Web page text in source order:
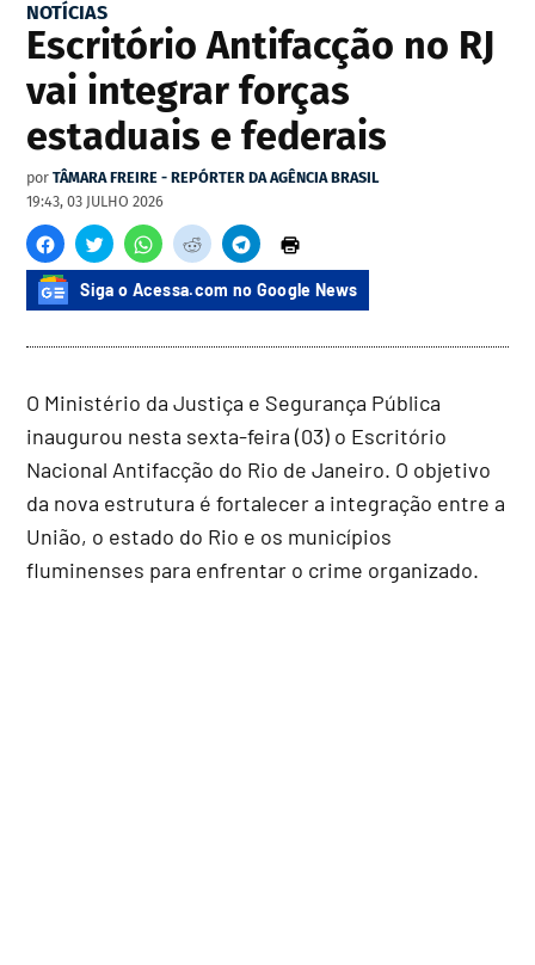
NOTÍCIAS
Escritório Antifacção no RJ
vai integrar forças
estaduais e federais
por TÂMARA FREIRE - REPÓRTER DA AGÊNCIA BRASIL
19:43, 03 JULHO 2026
Siga o Acessa.com no Google News
O Ministério da Justiça e Segurança Pública
inaugurou nesta sexta-feira (03) o Escritório
Nacional Antifacção do Rio de Janeiro. O objetivo
da nova estrutura é fortalecer a integração entre a
União, o estado do Rio e os municípios
fluminenses para enfrentar o crime organizado.